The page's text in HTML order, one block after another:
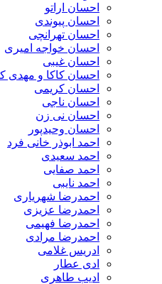
احسان اراتو
احسان پیوندی
احسان تهرانچی
احسان خواجه امیری
احسان غیبی
احسان کاکا و مهدی کاکازاده
احسان کریمی
احسان ناجی
احسان نی زن
احسان وحیدپور
احمد ابوذر خانی فرد
احمد سعیدی
احمد صفایی
احمد نایبی
احمدرضا شهریاری
احمدرضا عزیزی
احمدرضا فهیمی
احمدرضا مرادی
ادریس غلامی
ادی عطار
ادیب طاهری